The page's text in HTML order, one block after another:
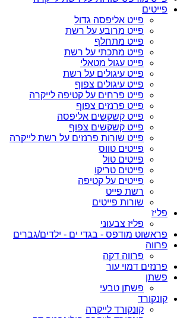
פייטים
פייט אליפסה גדול
פייט מרובע על רשת
פייט מתחלף
פייט מתכתי על רשת
פייט עגול מטאלי
פייט עיגולים על רשת
פייט עיגולים צפוף
פייט פרחים על קטיפה לייקרה
פייט פרנזים צפוף
פייט קשקשים אליפסה
פייט קשקשים צפוף
פייט שורות פרנזים על רשת לייקרה
פייטים טווס
פייטים טול
פייטים טריקו
פייטים על קטיפה
רשת פייט
שורות פייטים
פליז
פליז צבעוני
פראשוט מודפס - בגדי ים - ילדים/גברים
פרווה
פרווה דקה
פרנזים דמוי עור
פשתן
פשתן טבעי
קונקורד
קונקורד לייקרה